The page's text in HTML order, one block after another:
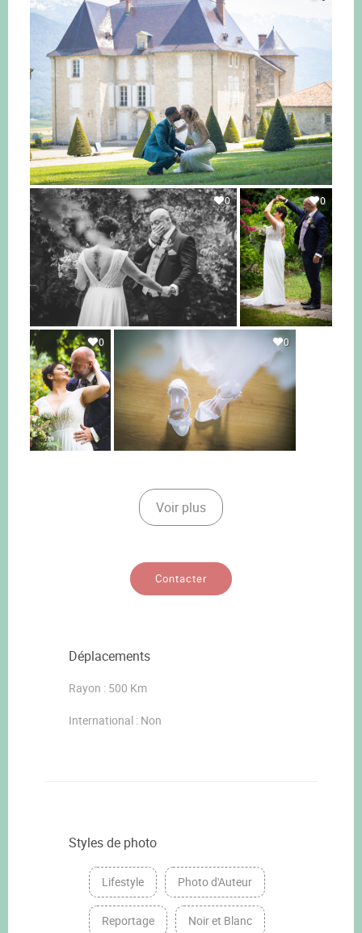
0 0
0 0
Voir plus
Contacter
Déplacements
Rayon : 500 Km
International : Non
Styles de photo
Lifestyle Photo d'Auteur
Reportage Noir et Blanc